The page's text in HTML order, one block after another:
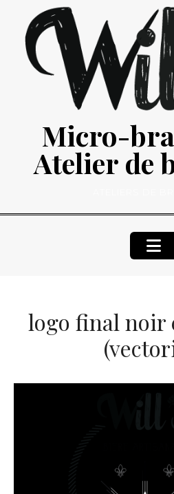
content
Micro-
Atelier de
logo final noir